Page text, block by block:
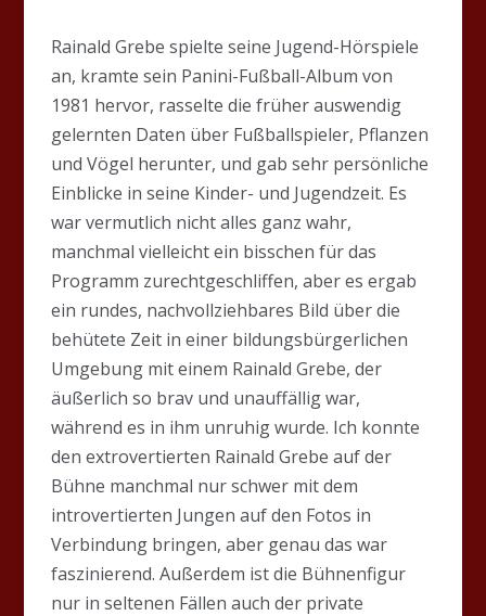
Rainald Grebe spielte seine Jugend-Hörspiele
an, kramte sein Panini-Fußball-Album von
1981 hervor, rasselte die früher auswendig
gelernten Daten über Fußballspieler, Pflanzen
und Vögel herunter, und gab sehr persönliche
Einblicke in seine Kinder- und Jugendzeit. Es
war vermutlich nicht alles ganz wahr,
manchmal vielleicht ein bisschen für das
Programm zurechtgeschliffen, aber es ergab
ein rundes, nachvollziehbares Bild über die
behütete Zeit in einer bildungsbürgerlichen
Umgebung mit einem Rainald Grebe, der
äußerlich so brav und unauffällig war,
während es in ihm unruhig wurde. Ich konnte
den extrovertierten Rainald Grebe auf der
Bühne manchmal nur schwer mit dem
introvertierten Jungen auf den Fotos in
Verbindung bringen, aber genau das war
faszinierend. Außerdem ist die Bühnenfigur
nur in seltenen Fällen auch der private